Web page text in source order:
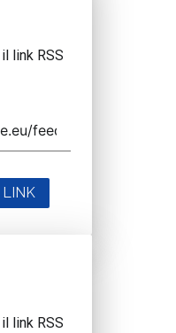
link RSS
LINK
link RSS